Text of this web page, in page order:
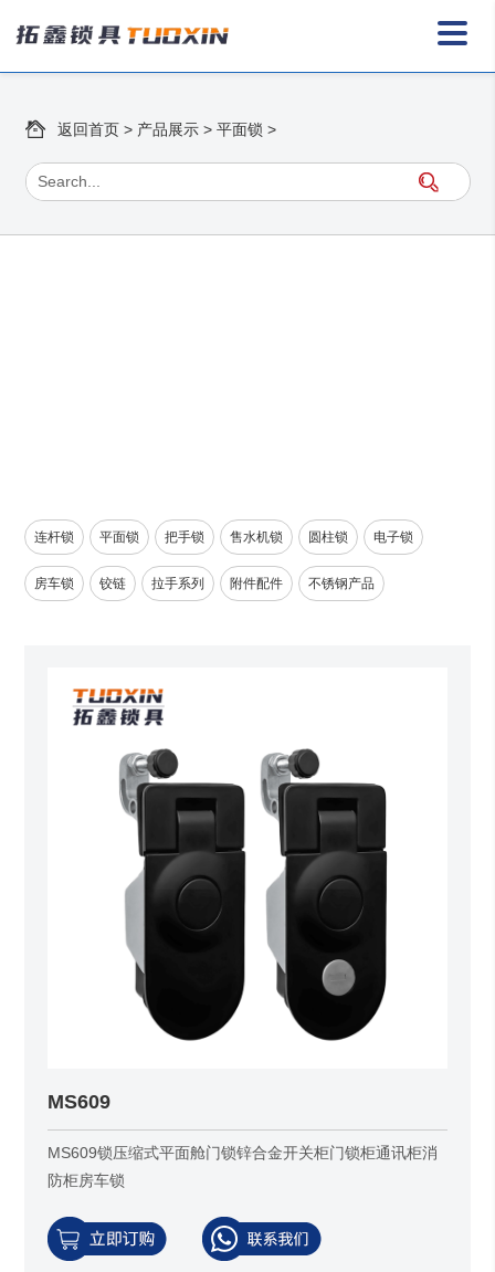
返回首页 > 产品展示 >平面锁 >
连杆锁 平面锁 把手锁 售水机锁 圆柱锁 电子锁
房车锁 铰链 拉手系列 附件配件 不锈钢产品
MS609
MS609锁压缩式平面舱门锁锌合金开关柜门锁柜通讯柜消
防柜房车锁